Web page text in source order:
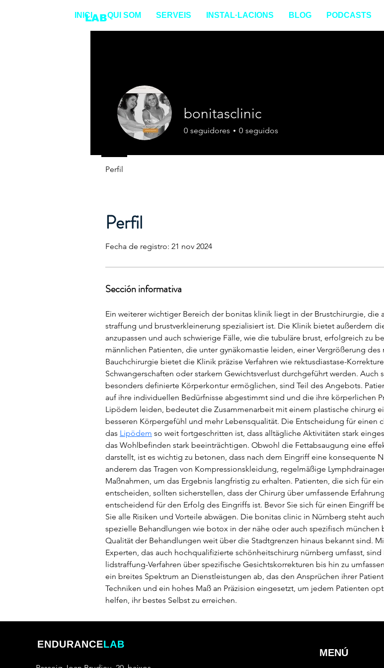
ENDURANCELAB
INICI QUI SOM SERVEIS INSTAL·LACIONS BLOG PODCASTS
Perfil
Fecha de registro: 21 nov 2024
Sección informativa
Ein weiterer wichtiger Bereich der bonitas klinik liegt in der Brustchirurgie, die
straffung und brustverkleinerung spezialisiert ist. Die Klinik bietet außerdem
anzupassen und auch schwierige Fälle, wie die tubuläre brust, erfolgreich zu
männlichen Patienten, die unter gynäkomastie leiden, einer Vergrößerung
Bauchchirurgie bietet die Klinik präzise Verfahren wie rektusdiastase-
Schwangerschaften oder starkem Gewichtsverlust durchgeführt werden.
besonders definierte Körperkontur ermöglichen, sind Teil des Angebots.
auf ihre individuellen Bedürfnisse abgestimmt sind und die ihre körperlichen
Lipödem leiden, bedeutet die Zusammenarbeit mit einem plastische chirurg
besseren Körpergefühl und mehr Lebensqualität. Die Entscheidung für
das Lipödem so weit fortgeschritten ist, dass alltägliche Aktivitäten stark
das Wohlbefinden stark beeinträchtigen. Obwohl die Fettabsaugung eine
darstellt, ist es wichtig zu betonen, dass nach dem Eingriff eine konsequente
anderem das Tragen von Kompressionskleidung, regelmäßige
Maßnahmen, um das Ergebnis langfristig zu erhalten. Patienten, die sich für
entscheiden, sollten sicherstellen, dass der Chirurg über umfassende
entscheidend für den Erfolg des Eingriffs ist. Bevor Sie sich für einen Eingriff
Sie alle Risiken und Vorteile abwägen. Die bonitas clinic in Nürnberg steht
spezielle Behandlungen wie botox in der nähe oder auch spezifisch
Qualität der Behandlungen weit über die Stadtgrenzen hinaus bekannt sind.
Experten, das auch hochqualifizierte schönheitschirurg nürnberg umfasst,
lidstraffung-Verfahren über spezifische Gesichtskorrekturen bis hin zu
ein breites Spektrum an Dienstleistungen ab, das den Ansprüchen ihrer
Techniken und ein hohes Maß an Präzision eingesetzt, um jedem Patienten
helfen, ihr bestes Selbst zu erreichen.
bonitasclinic
0 seguidores 0 seguidos
Perfil
ENDURANCELAB
MENÚ